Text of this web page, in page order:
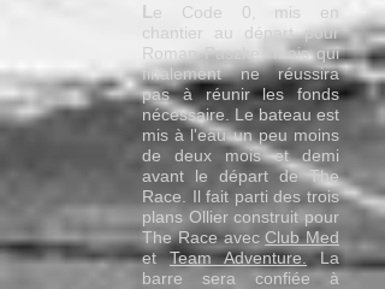
L e Code 0, mis en
chantier au départ pour
Roman Paszke, mais qui
finalement ne réussira
pas à réunir les fonds
nécessaire. Le bateau est
mis à l'eau un peu moins
de deux mois et demi
avant le départ de The
Race. Il fait parti des trois
plans Ollier construit pour
The Race avecClub Med
etTeam Adventure.La
barre sera confiée à